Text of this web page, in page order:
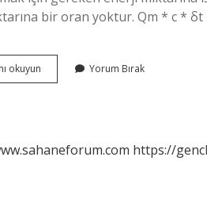
bir oran yoktur. Qm * c * δt
okuyun
Sığası
Yorum Bırak
https://